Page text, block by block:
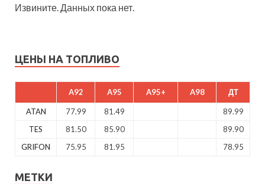
Извините. Данных пока нет.
ЦЕНЫ НА ТОПЛИВО
A92 A95 A95+ A98 ДТ
ATAN 77.99 81.49
89.99
TES
81.50 85.90
89.90
GRIFON
75.95 81.95 78.95
МЕТКИ